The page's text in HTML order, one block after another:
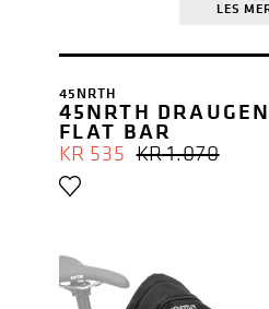
LES
45NRTH
45NRTH
FLAT BAR
KR1.070
KR535